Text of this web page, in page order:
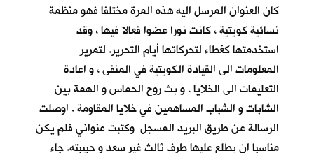
كان العنوان المرسل اليه هذه المرة مختلفا فهو منظمة
نسائية كويتية ، كانت نورا عضوا فعالا فيها ، وقد
استخدمتها كغطاء لتحركاتها أيام التحرير. لتمرير
المعلومات الى القيادة الكويتية في المنفى ، و اعادة
التعليمات الى الخلايا ، و بث روح الحماس و الهمة بين
الشابات و الشباب المساهمين في خلايا المقاومة . اوصلت
الرسالة عن طريق البريد المسجل وكتبت عنواني فلم يكن
مناسبا ان يطلع عليها طرف ثالث غير سعد و حبيبته. جاء